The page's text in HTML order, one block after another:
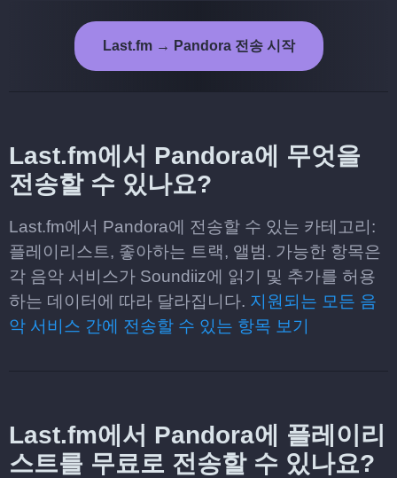
Last.fm → Pandora 전송 시작
Last.fm에서 Pandora에 무엇을
전송할 수 있나요?
Last.fm에서 Pandora에 전송할 수 있는 카테고리:
플레이리스트, 좋아하는 트랙, 앨범. 가능한 항목은
각 음악 서비스가 Soundiiz에 읽기 및 추가를 허용
하는 데이터에 따라 달라집니다. 지원되는 모든 음
악 서비스 간에 전송할 수 있는 항목 보기
Last.fm에서 Pandora에 플레이리
스트를 무료로 전송할 수 있나요?